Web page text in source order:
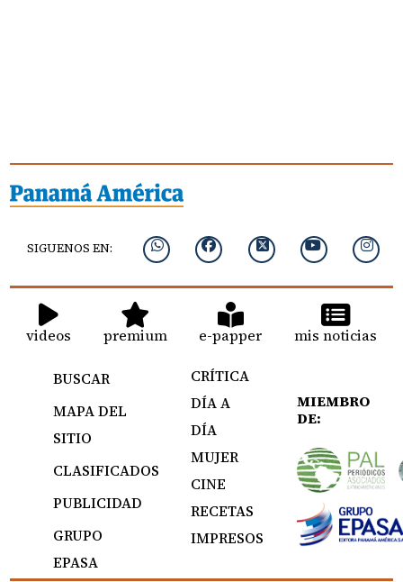
SIGUENOS EN:
videos premium e-papper mis noticias
BUSCAR
MAPA DEL
SITIO
CLASIFICADOS
PUBLICIDAD
GRUPO
EPASA
CRÍTICA
DÍA A
DÍA
MUJER
CINE
RECETAS
IMPRESOS
MIEMBRO
DE: